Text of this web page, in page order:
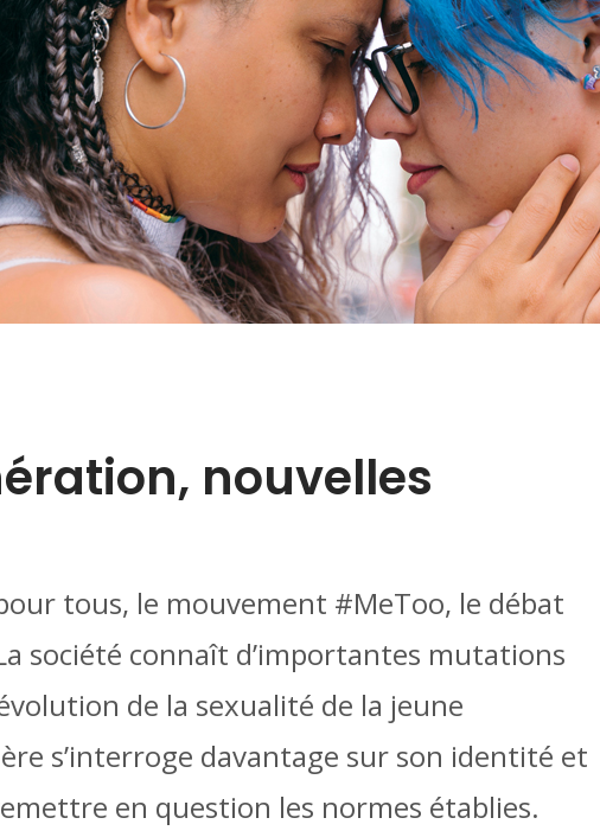
nouvelles
tous, le mouvement #MeToo, le débat
société connaît d’importantes mutations
de la sexualité de la jeune
s’interroge davantage sur son identité et
en question les normes établies.